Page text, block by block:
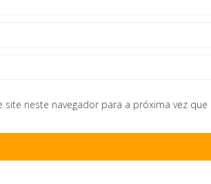
site neste navegador para a próxima vez